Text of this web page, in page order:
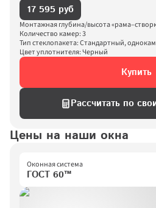
17 595 руб
Монтажная глубина/высота
Количество камер: 3
Тип стеклопакета: Стандартный,
Цвет уплотнителя: Черный
Купить
Рассчитать по
Цены на наши окна
Оконная система
ГОСТ 60™